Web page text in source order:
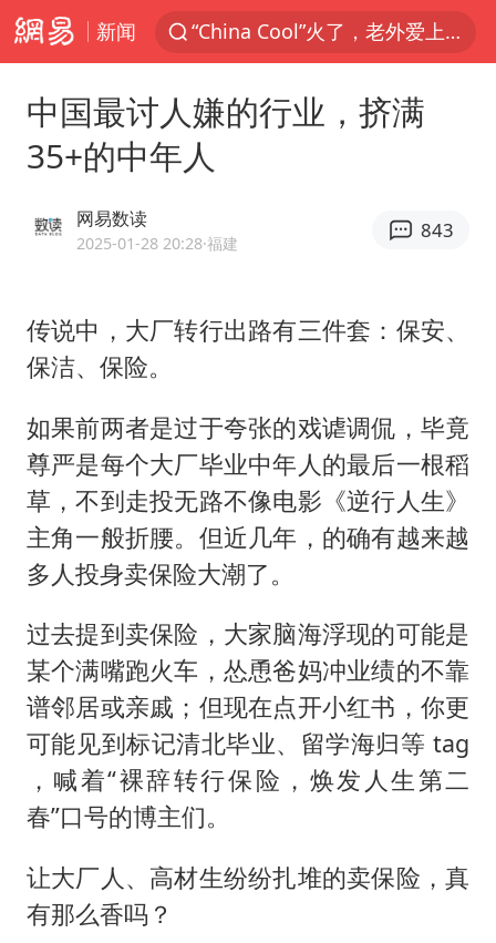
新闻
“China Cool”火了，老外爱上中国避暑游
香港宏福苑火灾或由烟头引起
周末打虎 宋致远被查
浙江台州《告全体市民书》
四川宜宾市珙县发生3.4级地震
上半年国内居民出游人次34.63亿
刘浩存百花奖开幕式红裙起舞
店主称换“青海拉面”招牌后生意更好
“准2万亿”之城点名支持三所大学
万岁山接盘烂尾恒大文旅城
张本智和：零封向鹏不意外
习近平心系体育强国建设
中国最讨人嫌的行业，挤满
35+的中年人
网易数读
2025-01-28 20:28·福建
843
传说中，大厂转行出路有三件套：保安、
保洁、保险。
如果前两者是过于夸张的戏谑调侃，毕竟
尊严是每个大厂毕业中年人的最后一根稻
草，不到走投无路不像电影《逆行人生》
主角一般折腰。但近几年，的确有越来越
多人投身卖保险大潮了。
过去提到卖保险，大家脑海浮现的可能是
某个满嘴跑火车，怂恿爸妈冲业绩的不靠
谱邻居或亲戚；但现在点开小红书，你更
可能见到标记清北毕业、留学海归等 tag
，喊着“裸辞转行保险，焕发人生第二
春”口号的博主们。
让大厂人、高材生纷纷扎堆的卖保险，真
有那么香吗？